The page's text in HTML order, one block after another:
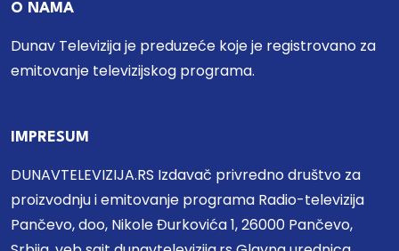
O NAMA
Dunav Televizija je preduzeće koje je registrovano za
emitovanje televizijskog programa.
IMPRESUM
DUNAVTELEVIZIJA.RS Izdavač privredno društvo za
proizvodnju i emitovanje programa Radio-televizija
Pančevo, doo, Nikole Đurkovića 1, 26000 Pančevo,